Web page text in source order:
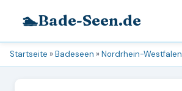
🏊Bade-Seen.de
Startseite »Badeseen »Nordrhein-Westfalen